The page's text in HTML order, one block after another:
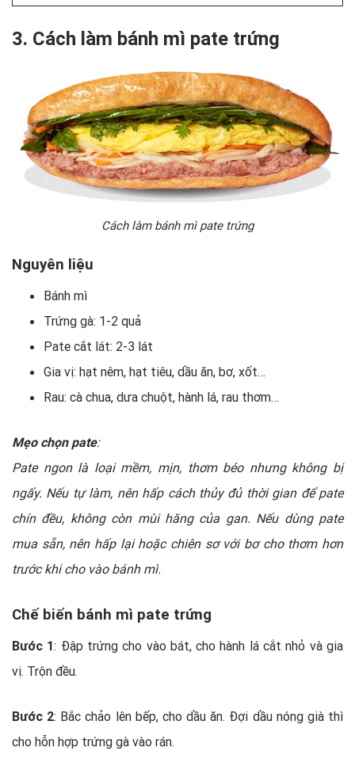
3. Cách làm bánh mì pate trứng
Cách làm bánh mì pate trứng
Nguyên liệu
Bánh mì
Trứng gà: 1-2 quả
Pate cắt lát: 2-3 lát
Gia vị: hạt nêm, hạt tiêu, dầu ăn, bơ, xốt…
Rau: cà chua, dưa chuột, hành lá, rau thơm…
Mẹo chọn pate:
Pate ngon là loại mềm, mịn, thơm béo nhưng không bị
ngấy. Nếu tự làm, nên hấp cách thủy đủ thời gian để pate
chín đều, không còn mùi hăng của gan. Nếu dùng pate
mua sẵn, nên hấp lại hoặc chiên sơ với bơ cho thơm hơn
trước khi cho vào bánh mì.
Chế biến bánh mì pate trứng
Bước 1: Đập trứng cho vào bát, cho hành lá cắt nhỏ và gia
vị. Trộn đều.
Bước 2: Bắc chảo lên bếp, cho dầu ăn. Đợi dầu nóng già thì
cho hỗn hợp trứng gà vào rán.